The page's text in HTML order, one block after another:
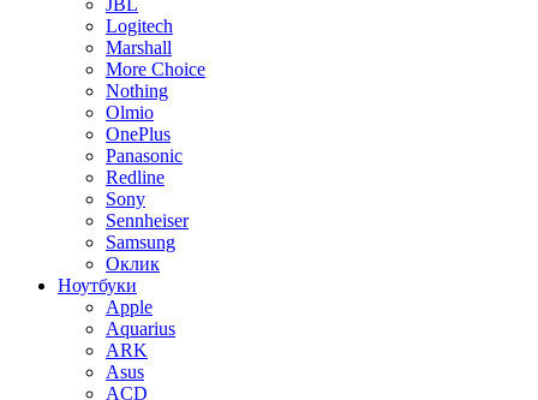
JBL
Logitech
Marshall
More Choice
Nothing
Olmio
OnePlus
Panasonic
Redline
Sony
Sennheiser
Samsung
Оклик
Ноутбуки
Apple
Aquarius
ARK
Asus
ACD